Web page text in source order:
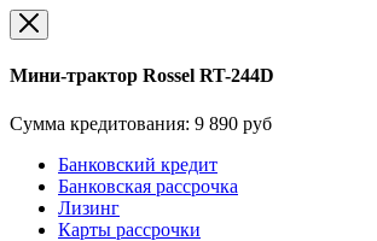
Мини-трактор Rossel RT-244D
Сумма кредитования: 9 890 руб
Банковский кредит
Банковская рассрочка
Лизинг
Карты рассрочки